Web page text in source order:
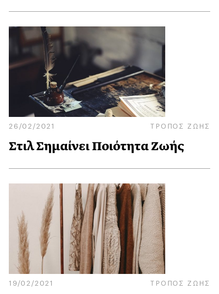
26/02/2021 ΤΡΟΠΟΣ ΖΩΗΣ
Στιλ Σημαίνει Ποιότητα Ζωής
19/02/2021 ΤΡΟΠΟΣ ΖΩΗΣ